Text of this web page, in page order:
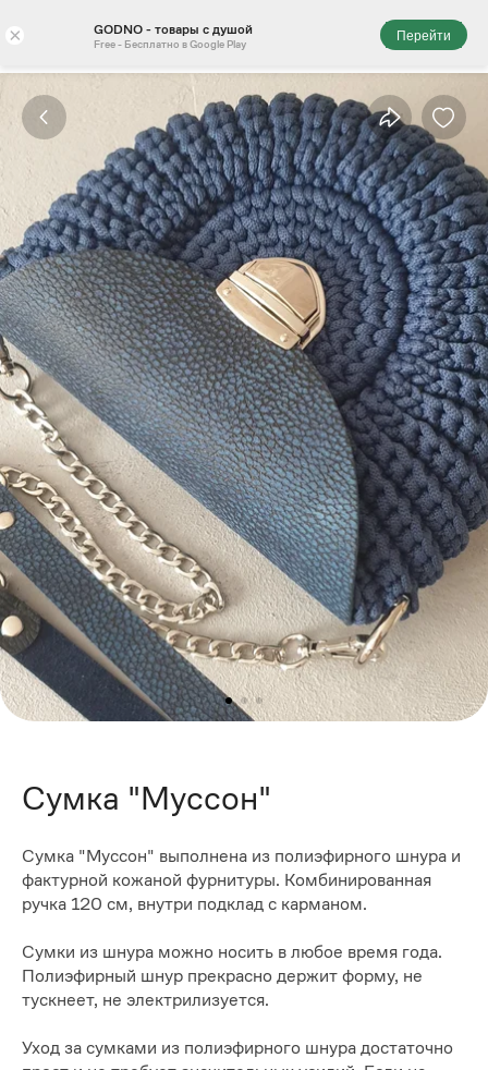
× GODNO - товары с душой
Free - Бесплатно в Google Play
Перейти
Сумка "Муссон"
Сумка "Муссон" выполнена из полиэфирного шнура и
фактурной кожаной фурнитуры. Комбинированная
ручка 120 см, внутри подклад с карманом.
Сумки из шнура можно носить в любое время года.
Полиэфирный шнур прекрасно держит форму, не
тускнеет, не электрилизуется.
Уход за сумками из полиэфирного шнура достаточно